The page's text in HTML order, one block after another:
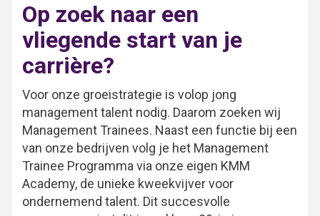
Op zoek naar een
vliegende start van je
carrière?
Voor onze groeistrategie is volop jong
management talent nodig. Daarom zoeken wij
Management Trainees. Naast een functie bij een
van onze bedrijven volg je het Management
Trainee Programma via onze eigen KMM
Academy, de unieke kweekvijver voor
ondernemend talent. Dit succesvolle